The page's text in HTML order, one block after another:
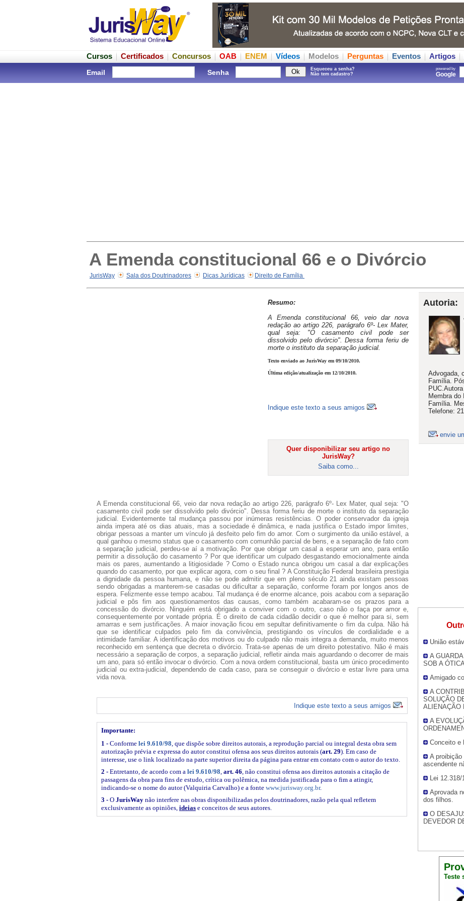
Cursos Certificados Concursos OAB ENEM Vídeos Modelos Perguntas Eventos Artigos
Email Senha
Esqueceu a senha?
Não tem cadastro?
powered by
Google
A Emenda constitucional 66 e o Divórcio
JurisWay Sala dos Doutrinadores Dicas Jurídicas Direito de Família
Autoria:
Advogada,
Família.
Membra
Família.
Telefone:
envie
União
A
SOB A
Amigado
A
SOLUÇÃO
ALIENAÇÃO
A
Conceito e
A
ascendente
Lei
Aprovada
dos filhos.
O
DEVEDOR
Teste
Resumo:
A Emenda constitucional 66, veio dar nova
redação ao artigo 226, parágrafo 6º- Lex Mater,
qual seja: "O casamento civil pode ser
dissolvido pelo divórcio". Dessa forma feriu de
morte o instituto da separação judicial.
Texto enviado ao JurisWay em 09/10/2010.
Última edição/atualização em 12/10/2010.
Indique este texto a seus amigos
Quer disponibilizar seu artigo no
JurisWay?
Saiba como...
A Emenda constitucional 66, veio dar nova redação ao artigo 226, parágrafo 6º- Lex Mater, qual seja: "O
casamento civil pode ser dissolvido pelo divórcio". Dessa forma feriu de morte o instituto da separação
judicial. Evidentemente tal mudança passou por inúmeras resistências. O poder conservador da igreja
ainda impera até os dias atuais, mas a sociedade é dinâmica, e nada justifica o Estado impor limites,
obrigar pessoas a manter um vínculo já desfeito pelo fim do amor. Com o surgimento da união estável, a
qual ganhou o mesmo status que o casamento com comunhão parcial de bens, e a separação de fato com
a separação judicial, perdeu-se aí a motivação. Por que obrigar um casal a esperar um ano, para então
permitir a dissolução do casamento ? Por que identificar um culpado desgastando emocionalmente ainda
mais os pares, aumentando a litigiosidade ? Como o Estado nunca obrigou um casal a dar explicações
quando do casamento, por que explicar agora, com o seu final ? A Constituição Federal brasileira prestigia
a dignidade da pessoa humana, e não se pode admitir que em pleno século 21 ainda existam pessoas
sendo obrigadas a manterem-se casadas ou dificultar a separação, conforme foram por longos anos de
espera. Felizmente esse tempo acabou. Tal mudança é de enorme alcance, pois acabou com a separação
judicial e pôs fim aos questionamentos das causas, como também acabaram-se os prazos para a
concessão do divórcio. Ninguém está obrigado a conviver com o outro, caso não o faça por amor e,
consequentemente por vontade própria. É o direito de cada cidadão decidir o que é melhor para si, sem
amarras e sem justificações. A maior inovação ficou em sepultar definitivamente o fim da culpa. Não há
que se identificar culpados pelo fim da convivência, prestigiando os vínculos de cordialidade e a
intimidade familiar. A identificação dos motivos ou do culpado não mais integra a demanda, muito menos
reconhecido em sentença que decreta o divórcio. Trata-se apenas de um direito potestativo. Não é mais
necessário a separação de corpos, a separação judicial, refletir ainda mais aguardando o decorrer de mais
um ano, para só então invocar o divórcio. Com a nova ordem constitucional, basta um único procedimento
judicial ou extra-judicial, dependendo de cada caso, para se conseguir o divórcio e estar livre para uma
vida nova.
Indique este texto a seus amigos
Importante:
1 - Conforme lei 9.610/98 , que dispõe sobre direitos autorais, a reprodução parcial ou integral desta obra sem
autorização prévia e expressa do autor constitui ofensa aos seus direitos autorais (art. 29). Em caso de
interesse, use o link localizado na parte superior direita da página para entrar em contato com o autor do texto.
2 - Entretanto, de acordo com a lei 9.610/98 art. 46 , não constitui ofensa aos direitos autorais a citação de
passagens da obra para fins de estudo, crítica ou polêmica, na medida justificada para o fim a atingir,
indicando-se o nome do autor (Valquiria Carvalho) e a fonte www.jurisway.org.br.
3 - O JurisWay não interfere nas obras disponibilizadas pelos doutrinadores, razão pela qual refletem
exclusivamente as opiniões, ideias e conceitos de seus autores.